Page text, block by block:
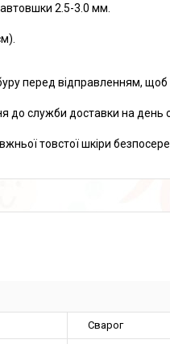
2.5-3.0 мм.
перед відправленням,
до служби доставки на день
товстої шкіри
Сварог